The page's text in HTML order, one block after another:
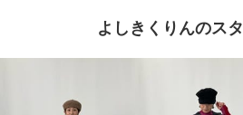
よしきくりんのス